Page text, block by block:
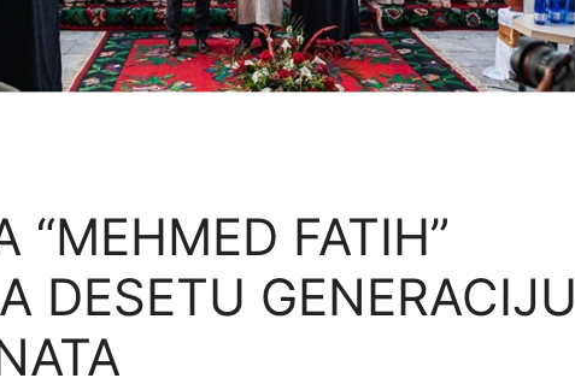
“MEHMED FATIH”
DESETU GENERACIJU